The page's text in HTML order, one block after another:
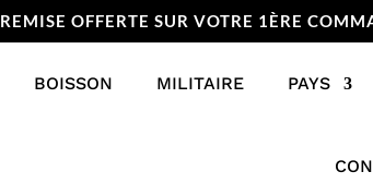
REMISE OFFERTE SUR VOTRE 1ÈRE
BOISSON MILITAIRE PAYS